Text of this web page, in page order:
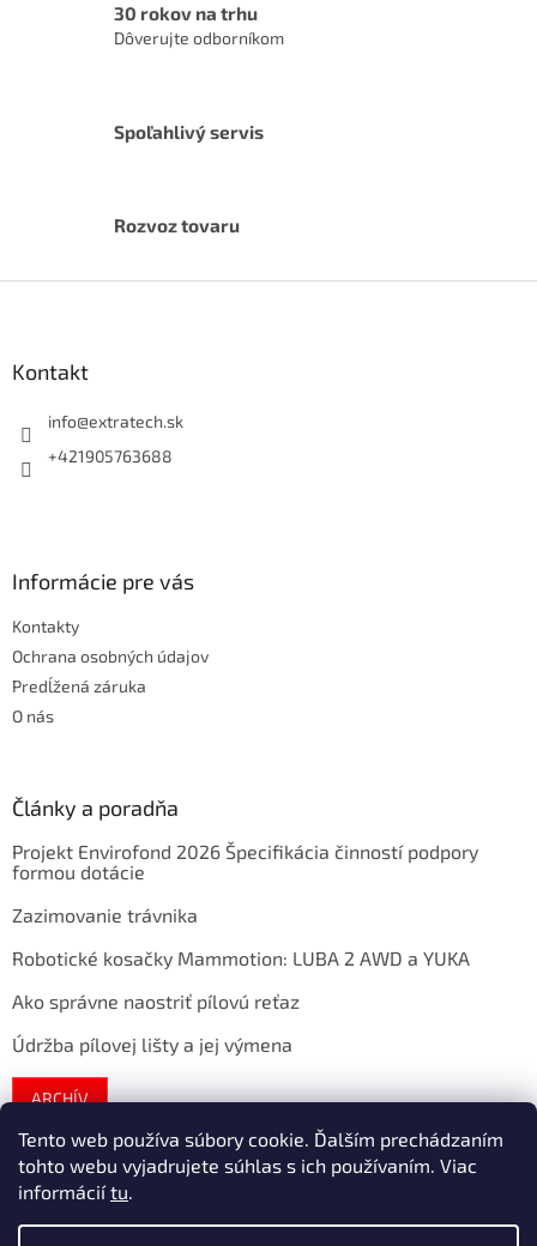
Tento web používa súbory cookie. Ďalším prechádzaním
tohto webu vyjadrujete súhlas s ich používaním. Viac
informáciítu.
30 rokov na trhu
Dôverujte odborníkom
Spoľahlivý servis
Rozvoz tovaru
Kontakt
info@extratech.sk
+421905763688
Informácie pre vás
Kontakty
Ochrana osobných údajov
Predĺžená záruka
O nás
Články a poradňa
Projekt Envirofond 2026 Špecifikácia činností podpory
formou dotácie
Zazimovanie trávnika
Robotické kosačky Mammotion: LUBA 2 AWD a YUKA
Ako správne naostriť pílovú reťaz
Údržba pílovej lišty a jej výmena
ARCHÍV